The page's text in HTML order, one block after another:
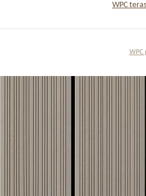
WPC
WPC